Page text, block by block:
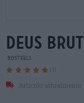
deus
Bosteels
(3)
Articolo attualmente